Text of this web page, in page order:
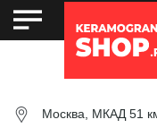
Москва, МКАД 51